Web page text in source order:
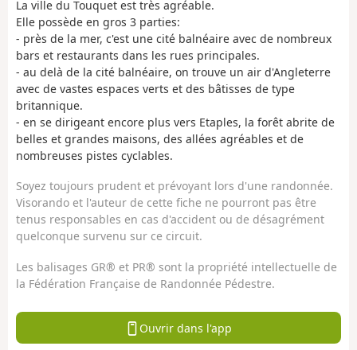
La ville du Touquet est très agréable.
Elle possède en gros 3 parties:
- près de la mer, c'est une cité balnéaire avec de nombreux
bars et restaurants dans les rues principales.
- au delà de la cité balnéaire, on trouve un air d'Angleterre
avec de vastes espaces verts et des bâtisses de type
britannique.
- en se dirigeant encore plus vers Etaples, la forêt abrite de
belles et grandes maisons, des allées agréables et de
nombreuses pistes cyclables.
Soyez toujours prudent et prévoyant lors d'une randonnée.
Visorando et l'auteur de cette fiche ne pourront pas être
tenus responsables en cas d'accident ou de désagrément
quelconque survenu sur ce circuit.
Les balisages GR® et PR® sont la propriété intellectuelle de
la Fédération Française de Randonnée Pédestre.
Ouvrir dans l'app